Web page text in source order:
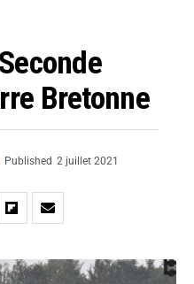
Bretonne
Published 2 juillet 2021